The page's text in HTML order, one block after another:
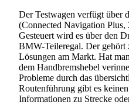
Der Testwagen verfügt über
(Connected Navigation Plus,
Gesteuert wird es über den
BMW-Teileregal. Der gehört
Lösungen am Markt. Hat
dem Handbremshebel
Probleme durch das
Routenführung gibt es
Informationen zu Strecke